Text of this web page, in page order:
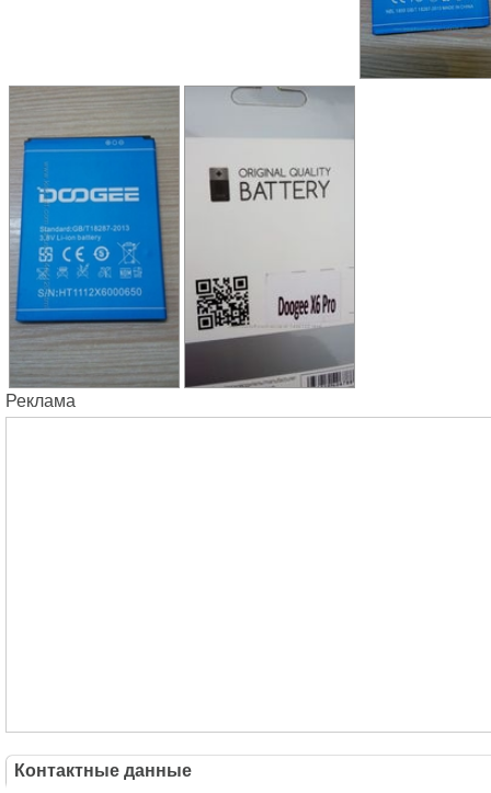
Реклама
Контактные данные